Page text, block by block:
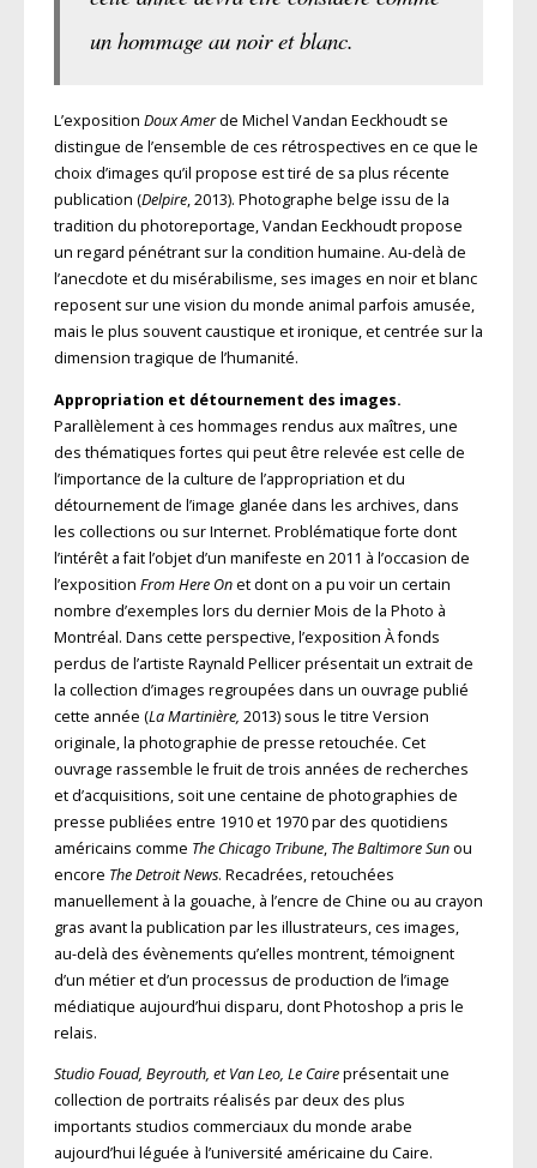
un hommage au noir et blanc.
L’exposition Doux Amerde Michel Vandan Eeckhoudt se
distingue de l’ensemble de ces rétrospectives en ce que le
choix d’images qu’il propose est tiré de sa plus récente
publication (Delpire, 2013). Photographe belge issu de la
tradition du photoreportage, Vandan Eeckhoudt propose
un regard pénétrant sur la condition humaine. Au-delà de
l’anecdote et du miséra­bilisme, ses images en noir et blanc
reposent sur une vision du monde animal parfois amusée,
mais le plus souvent caustique et ironique, et centrée sur la
dimension tragique de l’humanité.
Appropriation et détournement des images.
Parallèlement à ces hommages rendus aux maîtres, une
des thématiques fortes qui peut être relevée est celle de
l’importance de la culture de l’appropriation et du
détournement de l’image glanée dans les archives, dans
les collections ou sur Internet. Problématique forte dont
l’intérêt a fait l’objet d’un manifeste en 2011 à l’occasion de
l’exposition From Here Onet dont on a pu voir un certain
nombre d’exemples lors du dernier Mois de la Photo à
Montréal. Dans cette perspective, l’exposition À fonds
perdus de l’artiste Raynald Pellicer présentait un extrait de
la collection d’images regroupées dans un ouvrage publié
cette année (La Martinière, 2013) sous le titre Version
originale, la photographie de presse retouchée. Cet
ouvrage rassemble le fruit de trois années de recherches
et d’acquisitions, soit une centaine de photographies de
presse publiées entre 1910 et 1970 par des quotidiens
américains comme The Chicago Tribune, The Baltimore Sunou
encore The Detroit News. Recadrées, retouchées
manuellement à la gouache, à l’encre de Chine ou au crayon
gras avant la publication par les illustrateurs, ces images,
au-delà des évènements qu’elles montrent, témoignent
d’un métier et d’un processus de production de l’image
médiatique aujourd’hui disparu, dont Photoshop a pris le
relais.
Studio Fouad, Beyrouth, et Van Leo, Le Caireprésentait une
collection de portraits réalisés par deux des plus
importants studios commerciaux du monde arabe
aujourd’hui léguée à l’université américaine du Caire.